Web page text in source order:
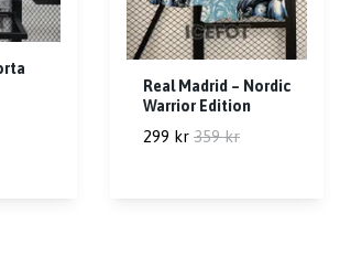
Real Madrid – Nordic
Warrior Edition
299 kr 359 kr